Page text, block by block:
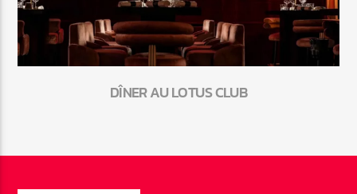
DÎNER AU LOTUS CLUB